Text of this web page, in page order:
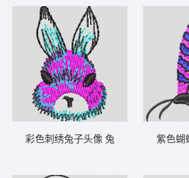
彩色刺绣兔子头像 兔 紫色蝴